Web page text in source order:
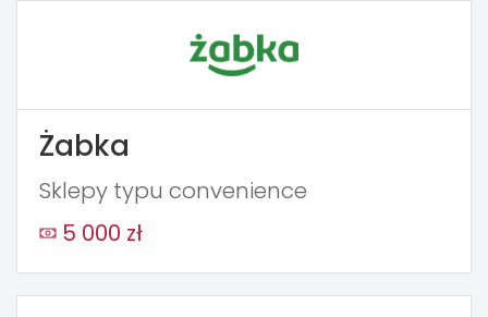
Żabka
Sklepy typu convenience
5 000 zł